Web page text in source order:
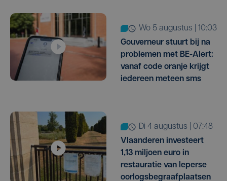
wo 5 augustus | 10:03
Gouverneur stuurt bij na
problemen met BE-Alert:
vanaf code oranje krijgt
iedereen meteen sms
di 4 augustus | 07:48
Vlaanderen investeert
1,13 miljoen euro in
restauratie van Ieperse
oorlogsbegraafplaatsen